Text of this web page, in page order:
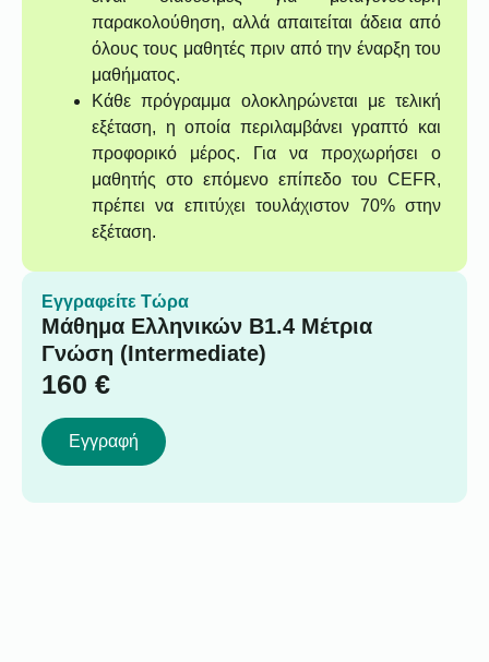
παρακολούθηση, αλλά απαιτείται άδεια από
όλους τους μαθητές πριν από την έναρξη του
μαθήματος.
Κάθε πρόγραμμα ολοκληρώνεται με τελική
εξέταση, η οποία περιλαμβάνει γραπτό και
προφορικό μέρος. Για να προχωρήσει ο
μαθητής στο επόμενο επίπεδο του CEFR,
πρέπει να επιτύχει τουλάχιστον 70% στην
εξέταση.
Εγγραφείτε Τώρα
Μάθημα Ελληνικών B1.4 Μέτρια
Γνώση (Intermediate)
160 €
Εγγραφή